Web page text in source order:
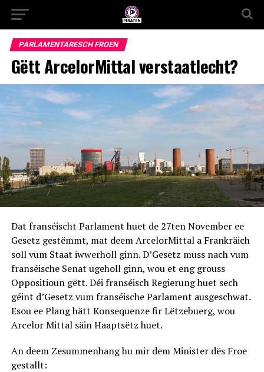
PARLAMENTARESCH FROEN
Gëtt ArcelorMittal verstaatlecht?
Dat franséischt Parlament huet de 27ten November ee
Gesetz gestëmmt, mat deem ArcelorMittal a Frankräich
soll vum Staat iwwerholl ginn. D’Gesetz muss nach vum
franséische Senat ugeholl ginn, wou et eng grouss
Oppositioun gëtt. Déi franséisch Regierung huet sech
géint d’Gesetz vum franséische Parlament ausgeschwat.
Esou ee Plang hätt Konsequenze fir Lëtzebuerg, wou
Arcelor Mittal säin Haaptsëtz huet.
An deem Zesummenhang hu mir dem Minister dës Froe
gestallt: